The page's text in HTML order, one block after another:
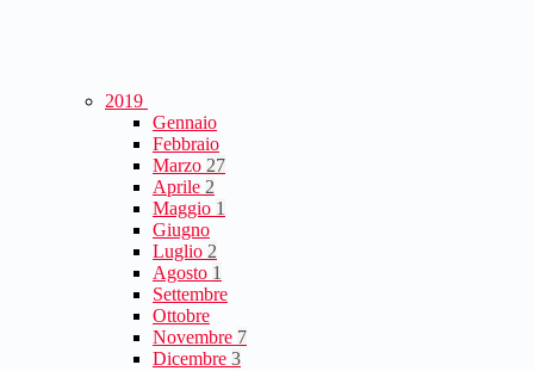
2019
Gennaio
Febbraio
Marzo 27
Aprile 2
Maggio 1
Giugno
Luglio 2
Agosto 1
Settembre
Ottobre
Novembre 7
Dicembre 3